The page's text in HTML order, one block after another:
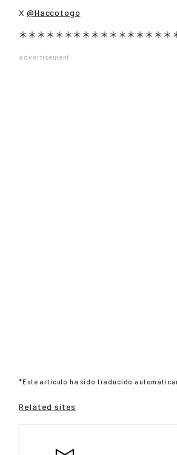
X@Haccotogo
＊＊＊＊＊＊＊＊＊＊＊＊＊＊＊＊＊
advertisement
*Este artículo ha sido traducido
Related sites